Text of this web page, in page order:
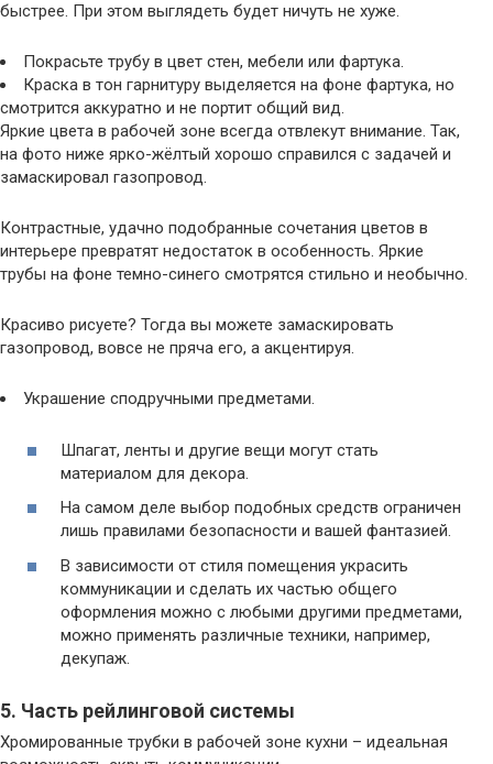
быстрее. При этом выглядеть будет ничуть не хуже.
Покрасьте трубу в цвет стен, мебели или фартука.
Краска в тон гарнитуру выделяется на фоне фартука, но
смотрится аккуратно и не портит общий вид.
Яркие цвета в рабочей зоне всегда отвлекут внимание. Так,
на фото ниже ярко-жёлтый хорошо справился с задачей и
замаскировал газопровод.
Контрастные, удачно подобранные сочетания цветов в
интерьере превратят недостаток в особенность. Яркие
трубы на фоне темно-синего смотрятся стильно и необычно.
Красиво рисуете? Тогда вы можете замаскировать
газопровод, вовсе не пряча его, а акцентируя.
Украшение сподручными предметами.
Шпагат, ленты и другие вещи могут стать
материалом для декора.
На самом деле выбор подобных средств ограничен
лишь правилами безопасности и вашей фантазией.
В зависимости от стиля помещения украсить
коммуникации и сделать их частью общего
оформления можно с любыми другими предметами,
можно применять различные техники, например,
декупаж.
5. Часть рейлинговой системы
Хромированные трубки в рабочей зоне кухни – идеальная